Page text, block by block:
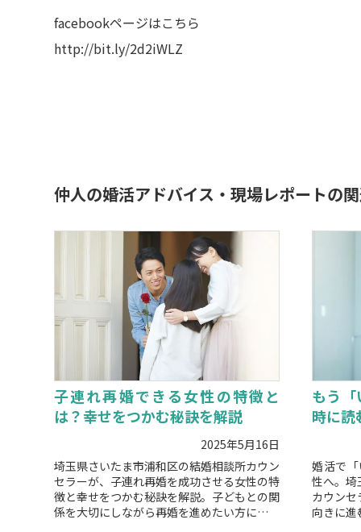
facebookページはこちら
http://bit.ly/2d2iWLZ
仲人の婚活アドバイス・現場レポートの
子連れ再婚できる女性の特徴と
は？幸せをつかむ秘訣を解説
2025年5月16日
埼玉県さいたま市浦和区の結婚相談所カウン
セラーが、子連れ再婚を成功させる女性の特
徴と幸せをつかむ秘訣を解説。子どもとの関
係を大切にしながら再婚を進めたい方に役立
もう
時に読
婚活で
性へ。埼
カウン
向きに進